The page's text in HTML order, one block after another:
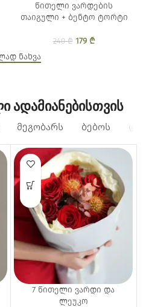
წითელი ვარდების
თაიგული + ბენტო ტორტი
240₾
Original price
179 ₾
ნახვა
ᲐᲓᲐᲛᲘᲐᲜᲔᲑᲘᲡᲗᲕᲘᲡ
ᲛᲔᲒᲝᲑᲐᲠᲡ ᲑᲔᲑᲝᲡ
7 წითელი ვარდი და
ლეუკო